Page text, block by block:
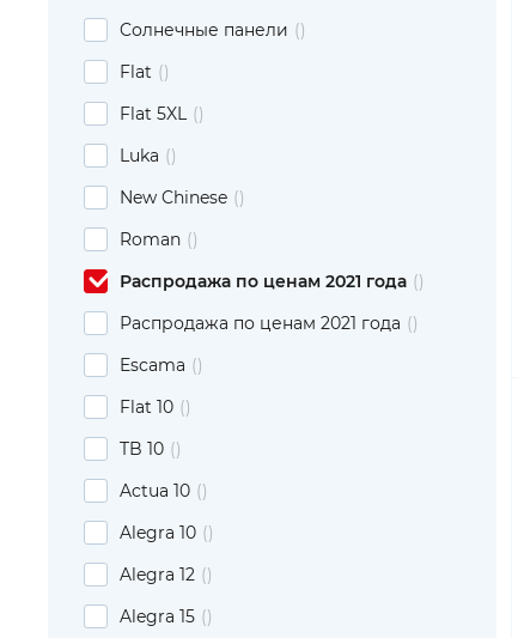
Cолнечные панели
Flat
Flat 5XL
Luka
New Chinese
Roman
Распродажа по ценам 2021 года
Распродажа по ценам 2021 года
Escama
Flat 10
TB 10
Actua 10
Alegra 10
Alegra 12
Alegra 15